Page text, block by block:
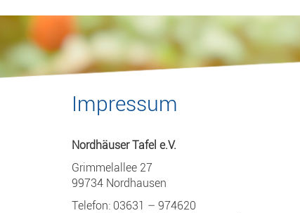
Impressum
Nordhäuser Tafel e.V.
Grimmelallee 27
99734 Nordhausen
Telefon: 03631 – 974620